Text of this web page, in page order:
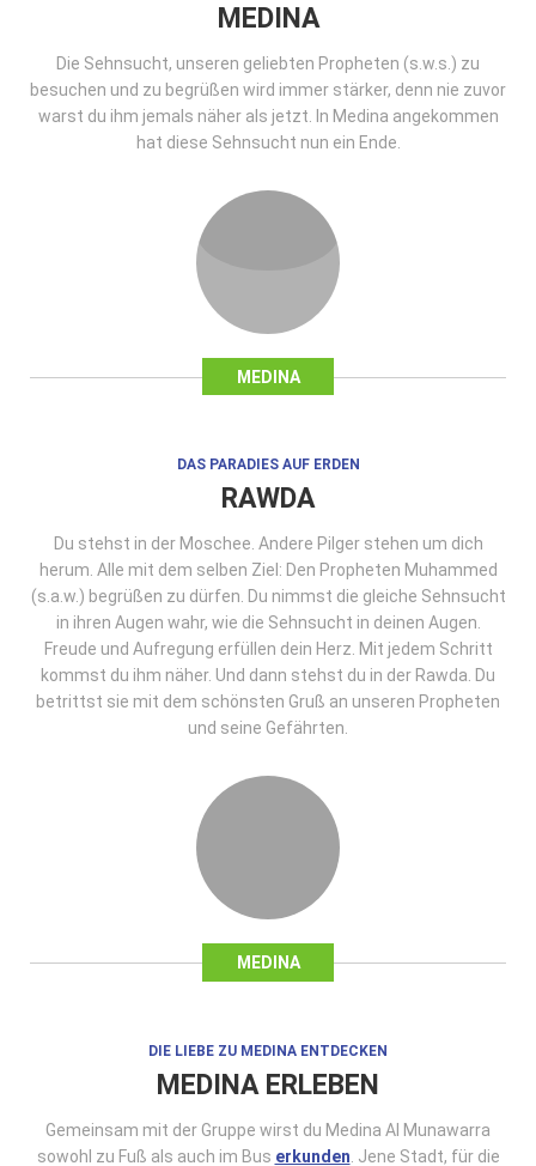
MEDINA
MEDINA
Die Sehnsucht, unseren geliebten Propheten (s.w.s.) zu
besuchen und zu begrüßen wird immer stärker, denn nie zuvor
warst du ihm jemals näher als jetzt. In Medina angekommen
hat diese Sehnsucht nun ein Ende.
MEDINA
DAS PARADIES AUF ERDEN
RAWDA
Du stehst in der Moschee. Andere Pilger stehen um dich
herum. Alle mit dem selben Ziel: Den Propheten Muhammed
(s.a.w.) begrüßen zu dürfen. Du nimmst die gleiche Sehnsucht
in ihren Augen wahr, wie die Sehnsucht in deinen Augen.
Freude und Aufregung erfüllen dein Herz. Mit jedem Schritt
kommst du ihm näher. Und dann stehst du in der Rawda. Du
betrittst sie mit dem schönsten Gruß an unseren Propheten
und seine Gefährten.
DIE LIEBE ZU MEDINA ENTDECKEN
MEDINA ERLEBEN
Gemeinsam mit der Gruppe wirst du Medina Al Munawarra
sowohl zu Fuß als auch im Bus erkunden. Jene Stadt, für die